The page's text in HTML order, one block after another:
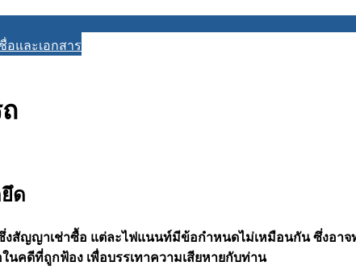
และเอกสาร
ด
งสัญญาเช่าซื้อ แต่ละไฟแนนท์มีข้อกำหนดไม่เหมือนกัน ซึ่งอา
คดีที่ถูกฟ้อง เพื่อบรรเทาความเสียหายกับท่าน